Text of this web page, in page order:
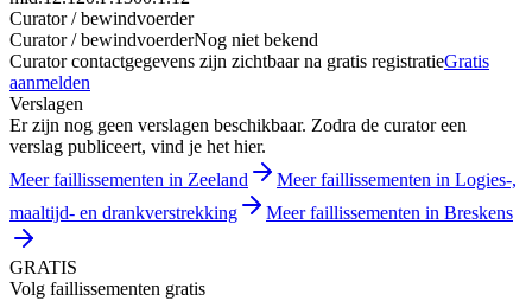
Curator / bewindvoerder
Curator / bewindvoerderNog niet bekend
Curator contactgegevens zijn zichtbaar na gratis registratieGratis
aanmelden
Verslagen
Er zijn nog geen verslagen beschikbaar. Zodra de curator een
verslag publiceert, vind je het hier.
Meer faillissementen in Zeeland
Meer faillissementen in Logies-,
maaltijd- en drankverstrekking
Meer faillissementen in Breskens
GRATIS
Volg faillissementen gratis